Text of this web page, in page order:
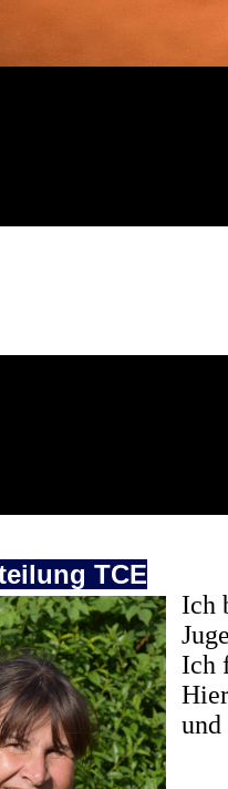
TCE
Ich
Ich
und